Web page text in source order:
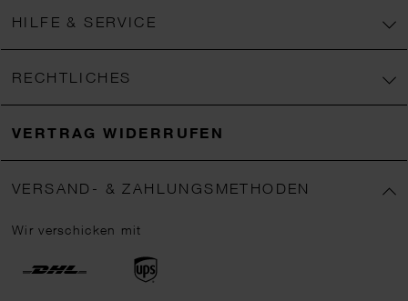
HILFE & SERVICE
RECHTLICHES
VERTRAG WIDERRUFEN
VERSAND- & ZAHLUNGSMETHODEN
Wir verschicken mit